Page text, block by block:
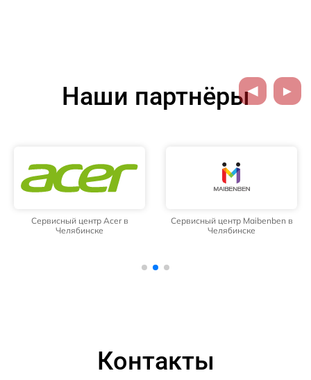
Наши партнёры
Сервисный центр Acer в
Челябинске
Сервисный центр Maibenben в
Челябинске
Контакты